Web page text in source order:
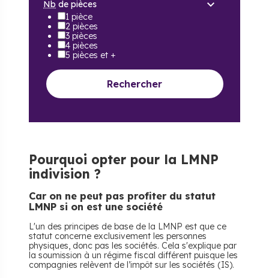
Nb de pièces
1 pièce
2 pièces
3 pièces
4 pièces
5 pièces et +
Rechercher
Pourquoi opter pour la LMNP
indivision ?
Car on ne peut pas profiter du statut
LMNP si on est une société
L'un des principes de base de la LMNP est que ce
statut concerne exclusivement les personnes
physiques, donc pas les sociétés. Cela s'explique par
la soumission à un régime fiscal différent puisque les
compagnies relèvent de l’impôt sur les sociétés (IS).